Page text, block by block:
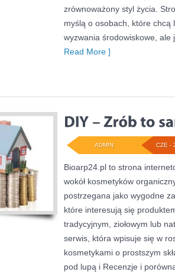
zrównoważony styl życia.
myślą o osobach, które chcą
wyzwania środowiskowe, ale
Read More ]
CZE -
ADMIN
Bioarp24.pl to strona
wokół kosmetyków
postrzegana jako wygodne
które interesują się
tradycyjnym, ziołowym lub
serwis, która wpisuje się w
kosmetykami o prostszym
pod lupą i Recenzje i